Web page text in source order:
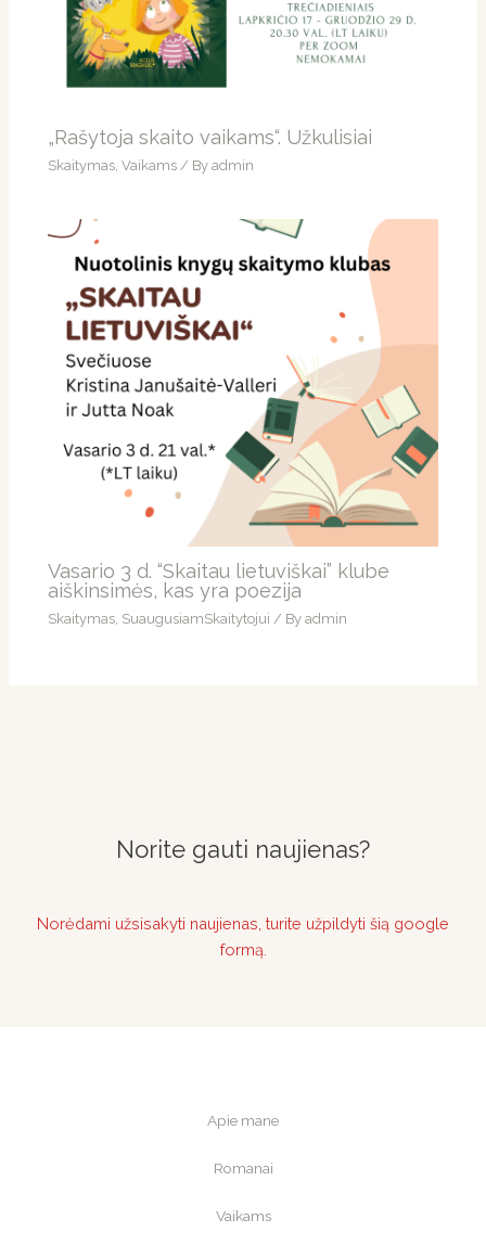
„Rašytoja skaito vaikams“. Užkulisiai
Skaitymas ,Vaikams / Byadmin
Vasario 3 d. “Skaitau lietuviškai” klube
aiškinsimės, kas yra poezija
Skaitymas SuaugusiamSkaitytojui / Byadmin
Norite gauti naujienas?
Norėdami užsisakyti naujienas, turite užpildyti šią google
formą.
Apie mane
Romanai
Vaikams